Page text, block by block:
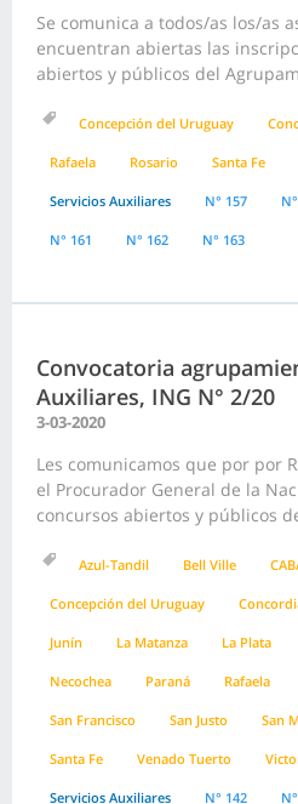
Se comunica a todos/as los/as
encuentran abiertas las
abiertos y públicos del
Concepción del Uruguay
Rafaela Rosario Santa Fe
Servicios Auxiliares N° 157
N° 161 N° 162 N° 163
Convocatoria
Auxiliares, ING N° 2/20
3-03-2020
Les comunicamos que por por
el Procurador General de la
concursos abiertos y públicos
Azul-Tandil Bell Ville
Concepción del Uruguay
Junín La Matanza La Plata
Necochea Paraná Rafaela
San Francisco San Justo San
Santa Fe Venado Tuerto
Servicios Auxiliares N° 142